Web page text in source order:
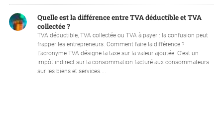
Quelle est la différence entre TVA déductible et TVA
collectée ?
TVA déductible, TVA collectée ou TVA à payer : la confusion peut
frapper les entrepreneurs. Comment faire la différence ?
L’acronyme TVA désigne la taxe sur la valeur ajoutée. C’est un
impôt indirect sur la consommation facturé aux consommateurs
sur les biens et services....